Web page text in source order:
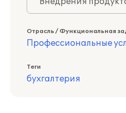
Отрасль / Функциональная
Профессиональные
Теги
бухгалтерия